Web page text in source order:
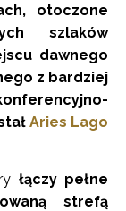
otoczone
szlaków
dawnego
z bardziej
Aries Lago
łączy pełne
strefą